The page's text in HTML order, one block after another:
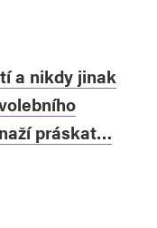
a nikdy jinak
práskat…